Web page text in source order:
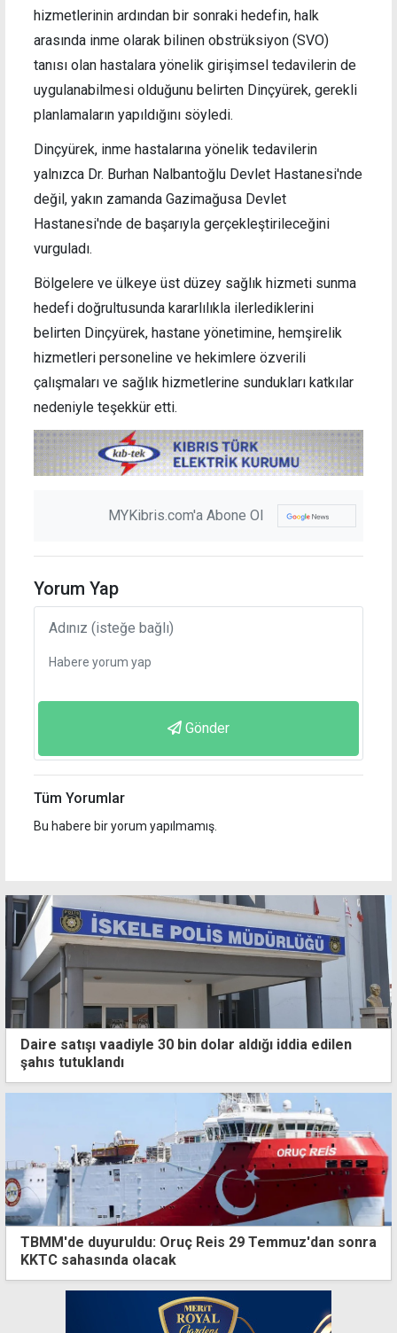
hizmetlerinin ardından bir sonraki hedefin, halk
arasında inme olarak bilinen obstrüksiyon (SVO)
tanısı olan hastalara yönelik girişimsel tedavilerin de
uygulanabilmesi olduğunu belirten Dinçyürek, gerekli
planlamaların yapıldığını söyledi.
Dinçyürek, inme hastalarına yönelik tedavilerin
yalnızca Dr. Burhan Nalbantoğlu Devlet Hastanesi'nde
değil, yakın zamanda Gazimağusa Devlet
Hastanesi'nde de başarıyla gerçekleştirileceğini
vurguladı.
Bölgelere ve ülkeye üst düzey sağlık hizmeti sunma
hedefi doğrultusunda kararlılıkla ilerlediklerini
belirten Dinçyürek, hastane yönetimine, hemşirelik
hizmetleri personeline ve hekimlere özverili
çalışmaları ve sağlık hizmetlerine sundukları katkılar
nedeniyle teşekkür etti.
MYKibris.com'a Abone Ol
Yorum Yap
Gönder
Tüm Yorumlar
Bu habere bir yorum yapılmamış.
Daire satışı vaadiyle 30 bin dolar aldığı iddia edilen
şahıs tutuklandı
TBMM'de duyuruldu: Oruç Reis 29 Temmuz'dan sonra
KKTC sahasında olacak